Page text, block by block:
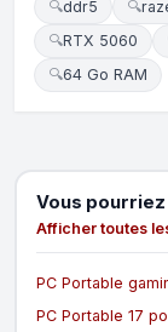
🔍ddr5 🔍
🔍RTX 5060
🔍64 Go RAM
Vous
Afficher toutes
PC Portable
PC Portable 17